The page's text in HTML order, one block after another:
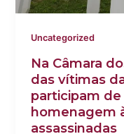
Uncategorized
Na Câmara
das vítimas
participam de
homenagem
assassinadas